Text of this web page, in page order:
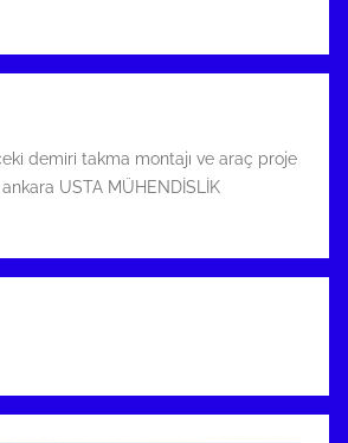
demiri takma montajı ve araç proje
ankara USTA MÜHENDİSLİK